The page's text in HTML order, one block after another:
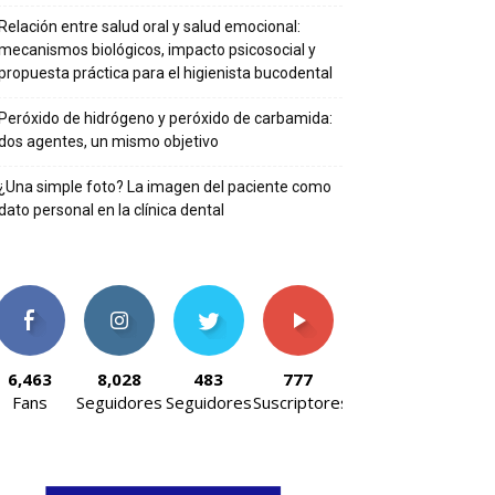
Relación entre salud oral y salud emocional:
biológicos, impacto psicosocial y
práctica para el higienista bucodental
Peróxido de hidrógeno y peróxido de carbamida:
agentes, un mismo objetivo
¿Una simple foto? La imagen del paciente como
personal en la clínica dental
6,463
Fans
8,028
Seguidores
483
Seguidores
777
Suscriptores